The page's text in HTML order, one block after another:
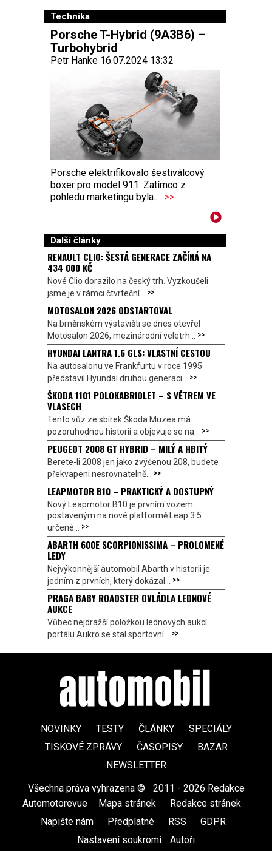
Technika
Porsche T-Hybrid (9A3B6) –
Turbohybrid
Petr Hanke 16.07.2024 13:32
Porsche elektrifikovalo šestiválcový
boxer pro model 911. Zatímco z
pohledu marketingu byla... >>
Další články
RENAULT CLIO: ŠESTÁ GENERACE ZAČÍNÁ NA
434 000 KČ
Nové Clio dorazilo na český trh. Vyzkoušeli
jsme je v rámci čtvrteční... >>
MOTOSALON 2026 ODSTARTOVAL
Na brněnském výstavišti se dnes otevřel
Motosalon 2026, mezinárodní veletrh... >>
HYUNDAI LANTRA 1.6 GLS: VLASTNÍ CESTOU
Na autosalonu ve Frankfurtu v roce 1995
představil Hyundai druhou generaci... >>
ŠKODA 1101 POLOKABRIOLET – S VĚTREM VE
VLASECH
Tento vůz ze sbírek Škoda Muzea má
pozoruhodnou historii a objevuje se na... >>
PEUGEOT 2008 GT HYBRID – MILÝ A HBITÝ
Berete-li 2008 jen jako zvýšenou 208, budete
překvapeni nesrovnatelně... >>
LEAPMOTOR B10 – PRAKTICKÝ A DOSTUPNÝ
Nový Leapmotor B10 je prvním vozem
postaveným na nové platformě Leap 3.5
určené... >>
ABARTH 600E SCORPIONISSIMA – PROLOMENÉ
LEDY
Nejvýkonnější automobil Abarth v historii je
jedním z prvních, který dokázal... >>
PRAGA BABY ROADSTER OVLÁDLA LEDNOVÉ
AUKCE
Vůbec nejdražší položkou lednových aukcí
portálu Aukro se stal sportovní... >>
NOVINKY TESTY ČLÁNKY
SPECIÁLY
TISKOVÉ ZPRÁVY
ČASOPISY
BAZAR
NEWSLETTER
Všechna práva vyhrazena ©
2011 - 2026 Redakce
Automotorevue
Mapa stránek Redakce stránek
Napište nám
Předplatné RSS GDPR
Nastavení soukromí
Autoři